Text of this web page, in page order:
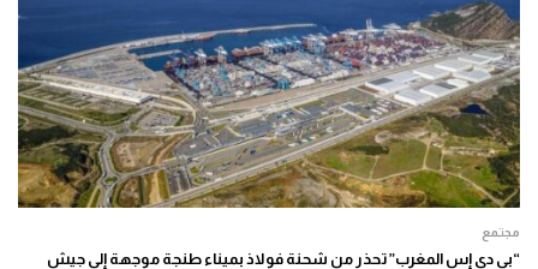
مجتمع
“بي دي إس المغرب” تحذر من شحنة فولاذ بميناء طنجة موجهة إلى جيش